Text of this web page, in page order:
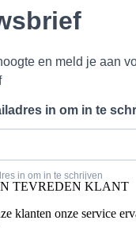
TEVREDEN KLANT
klanten onze service